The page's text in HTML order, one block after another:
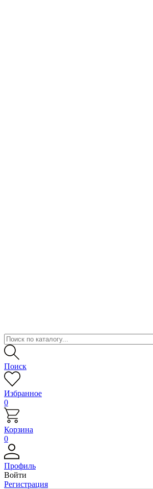
Поиск
Избранное
0
Корзина
0
Профиль
Войти
Регистрация